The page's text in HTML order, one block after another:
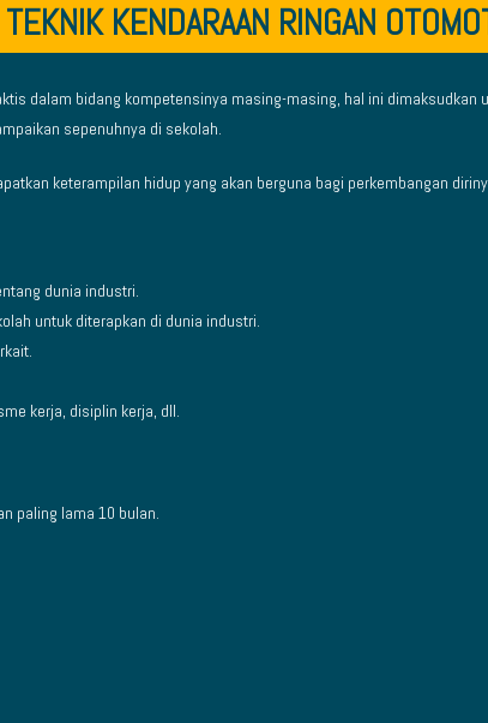
KENDARAAN RINGAN
dalam bidang kompetensinya masing-masing, hal ini
sepenuhnya di sekolah.
keterampilan hidup yang akan berguna bagi perkembangan
dunia industri.
untuk diterapkan di dunia industri.
kerja, disiplin kerja, dll.
paling lama 10 bulan.